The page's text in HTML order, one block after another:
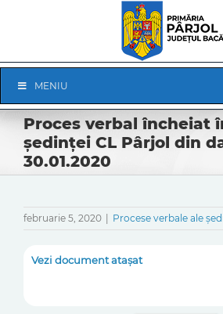
Navigation
MENIU
Proces verbal încheiat
ședinței CL Pârjol din
30.01.2020
februarie 5, 2020 Procese verbale ale
Vezi document atașat